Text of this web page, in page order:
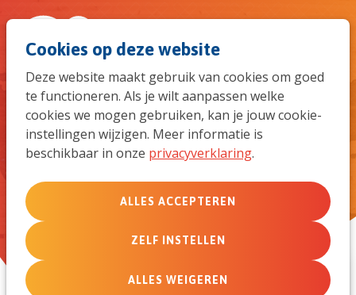
Cookies op deze website
Deze website maakt gebruik van cookies om goed
te functioneren. Als je wilt aanpassen welke
cookies we mogen gebruiken, kan je jouw cookie-
instellingen wijzigen. Meer informatie is
beschikbaar in onze privacyverklaring.
ALLES ACCEPTEREN
ZELF INSTELLEN
ALLES WEIGEREN
naar
de
Deze member care-specialisten
kunnen je verder helpen